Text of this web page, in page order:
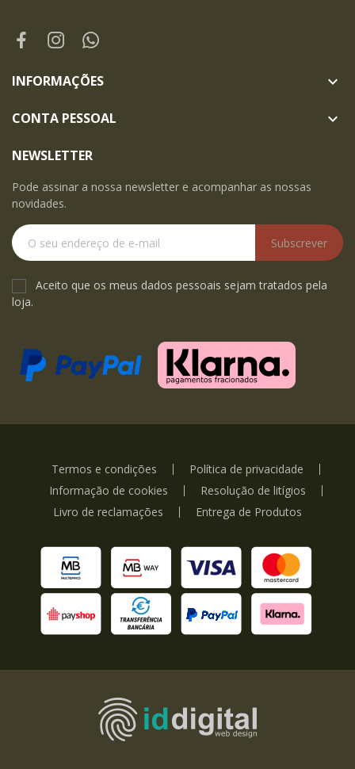
INFORMAÇÕES 
CONTA PESSOAL 
NEWSLETTER
Pode assinar a nossa newsletter e acompanhar as nossas
novidades.
Subscrever
Aceito que os meus dados pessoais sejam tratados pela
loja.
Termos e condições
Política de privacidade
Informação de cookies
Resolução de litígios
Livro de reclamações
Entrega de Produtos